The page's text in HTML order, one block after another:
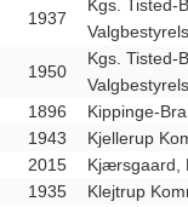
1937
Kgs. Tisted-
1950
Kgs. Tisted-
1896
Kippinge-
1943
Kjellerup
2015
Kjærsgaard,
1935 Klejtrup